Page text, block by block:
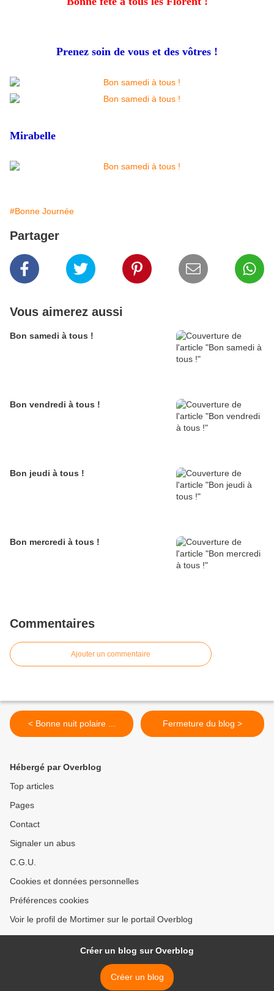
Prenez soin de vous et des vôtres !
Mirabelle
#Bonne Journée
Partager
Vous aimerez aussi
Bon samedi à tous !
Bon vendredi à tous !
Bon jeudi à tous !
Bon mercredi à tous !
Commentaires
Ajouter un commentaire
< Bonne nuit polaire ... Fermeture du blog >
Hébergé par Overblog
Top articles
Pages
Contact
Signaler un abus
C.G.U.
Cookies et données personnelles
Préférences cookies
Voir le profil de Mortimer sur le portail Overblog
Créer un blog sur Overblog
Créer un blog